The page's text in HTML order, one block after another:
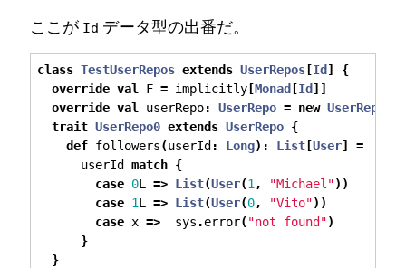
ここが Id データ型の出番だ。
class TestUserRepos extends UserRepos[Id ]
{
override val F = implicitly[Monad [Id ]]
override val userRepo: UserRepo = new UserRepo0
trait UserRepo0 extends UserRepo {
def followers(userId : Long): List[User]
=
userId match {
case 0L => List(User(1 , "Michael"))
case 1L => List(User(0, "Vito"))
case x => sys .error("not found")
}
}